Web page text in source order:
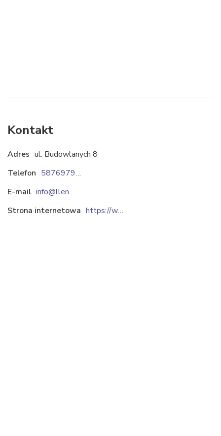
Kontakt
Adres ul. Budowlanych 8
Telefon
587697900
E-mail
info@llentab.pl
Strona internetowa
https://www.llentab.pl